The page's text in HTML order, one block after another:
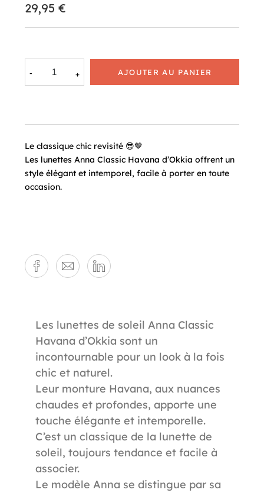
29,95 €
AJOUTER AU PANIER
Le classique chic revisité 😎🤎
Les lunettes Anna Classic Havana d’Okkia offrent un
style élégant et intemporel, facile à porter en toute
occasion.
Les lunettes de soleil Anna Classic
Havana d’Okkia sont un
incontournable pour un look à la fois
chic et naturel.
Leur monture Havana, aux nuances
chaudes et profondes, apporte une
touche élégante et intemporelle.
C’est un classique de la lunette de
soleil, toujours tendance et facile à
associer.
Le modèle Anna se distingue par sa
Référence988